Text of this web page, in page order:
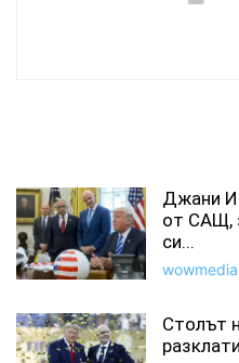
Джани
от САЩ,
си...
wowmedia
Столът
разклати